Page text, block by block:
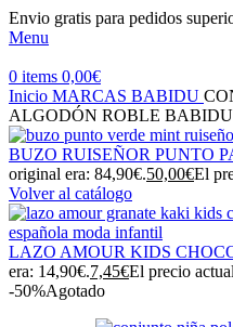
Envio gratis para pedidos
Menu
0 items 0,00€
Inicio MARCAS BABIDU
ALGODÓN ROBLE BABIDU
BUZO RUISEÑOR PUNTO
original era: 84,90€.50,00€El
Volver al catálogo
LAZO AMOUR KIDS
era: 14,90€.7,45€El precio
-50%Agotado